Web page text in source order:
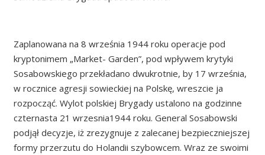
Zaplanowana na 8 września 1944 roku operacje pod
kryptonimem „Market- Garden”, pod wpływem krytyki
Sosabowskiego przekładano dwukrotnie, by 17 września,
w rocznice agresji sowieckiej na Polskę, wreszcie ja
rozpocząć. Wylot polskiej Brygady ustalono na godzinne
czternasta 21 wrzesnia1944 roku. General Sosabowski
podjął decyzje, iż zrezygnuje z zalecanej bezpieczniejszej
formy przerzutu do Holandii szybowcem. Wraz ze swoimi